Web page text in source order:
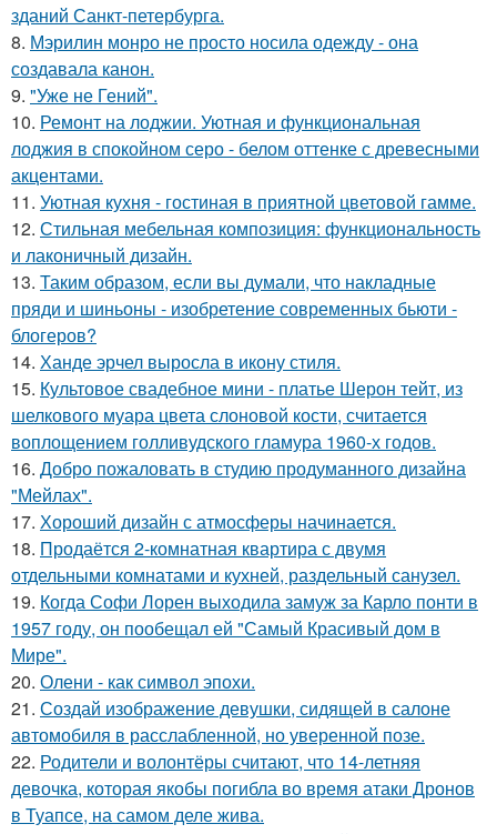
зданий Санкт-петербурга.
8. Мэрилин монро не просто носила одежду - она
создавала канон.
9. "Уже не Гений".
10. Ремонт на лоджии. Уютная и функциональная
лоджия в спокойном серо - белом оттенке с древесными
акцентами.
11. Уютная кухня - гостиная в приятной цветовой гамме.
12. Стильная мебельная композиция: функциональность
и лаконичный дизайн.
13. Таким образом, если вы думали, что накладные
пряди и шиньоны - изобретение современных бьюти -
блогеров?
14. Ханде эрчел выросла в икону стиля.
15. Культовое свадебное мини - платье Шерон тейт, из
шелкового муара цвета слоновой кости, считается
воплощением голливудского гламура 1960-х годов.
16. Добро пожаловать в студию продуманного дизайна
"Мейлах".
17. Хороший дизайн с атмосферы начинается.
18. Продаётся 2-комнатная квартира с двумя
отдельными комнатами и кухней, раздельный санузел.
19. Когда Софи Лорен выходила замуж за Карло понти в
1957 году, он пообещал ей "Самый Красивый дом в
Мире".
20. Олени - как символ эпохи.
21. Создай изображение девушки, сидящей в салоне
автомобиля в расслабленной, но уверенной позе.
22. Родители и волонтёры считают, что 14-летняя
девочка, которая якобы погибла во время атаки Дронов
в Туапсе, на самом деле жива.